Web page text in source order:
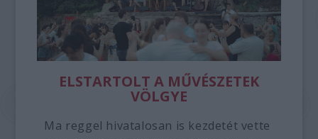
ELSTARTOLT A MŰVÉSZETEK
VÖLGYE
Ma reggel hivatalosan is kezdetét vette